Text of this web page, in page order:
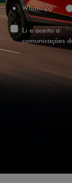
Whatsapp
Li e aceito a
comunicações